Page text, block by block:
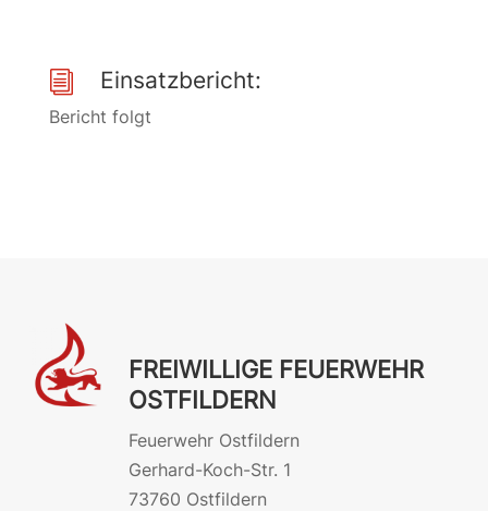
i Einsatzbericht:
Bericht folgt
FREIWILLIGE FEUERWEHR
OSTFILDERN
Feuerwehr Ostfildern
Gerhard-Koch-Str. 1
73760 Ostfildern